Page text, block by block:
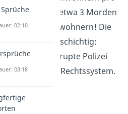
das entspricht etwa 3 Morden
bei 800.000 Einwohnern! Die
sind dafür vielschichtig:
korrupte Polizei
mangelhaftes Rechtssystem.
Sprüche
02:10
03:18